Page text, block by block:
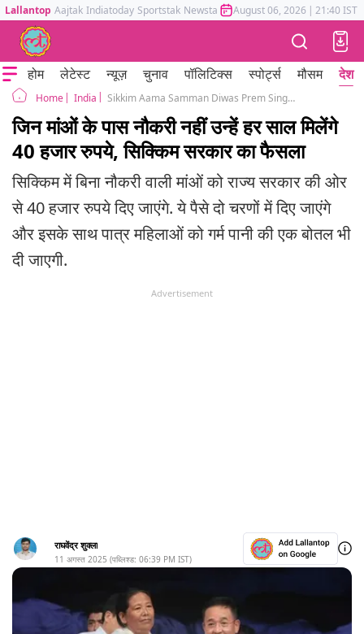
Lallantop Aajtak Indiatoday Sportstak Newstak Mumbai Tak Astrotak
August 06, 2026 | 21:40 IST
होम लेटेस्ट न्यूज़ चुनाव पॉलिटिक्स स्पोर्ट्स मौसम देश
Home India Sikkim Aama Samman Diwas Prem Singh Tamang distributed cheques to Non Working Mothers
जिन मांओं के पास नौकरी नहीं उन्हें हर साल मिलेंगे
40 हजार रुपये, सिक्किम सरकार का फैसला
सिक्किम में बिना नौकरी वाली मांओं को राज्य सरकार की ओर
से 40 हजार रुपये दिए जाएंगे. ये पैसे दो चरणों में दिए जाएंगे
और इसके साथ पात्र महिलाओं को गर्म पानी की एक बोतल भी
दी जाएगी.
Advertisement
राघवेंद्र शुक्ला
11 अगस्त 2025 (पब्लिश्ड: 06:39 PM IST)